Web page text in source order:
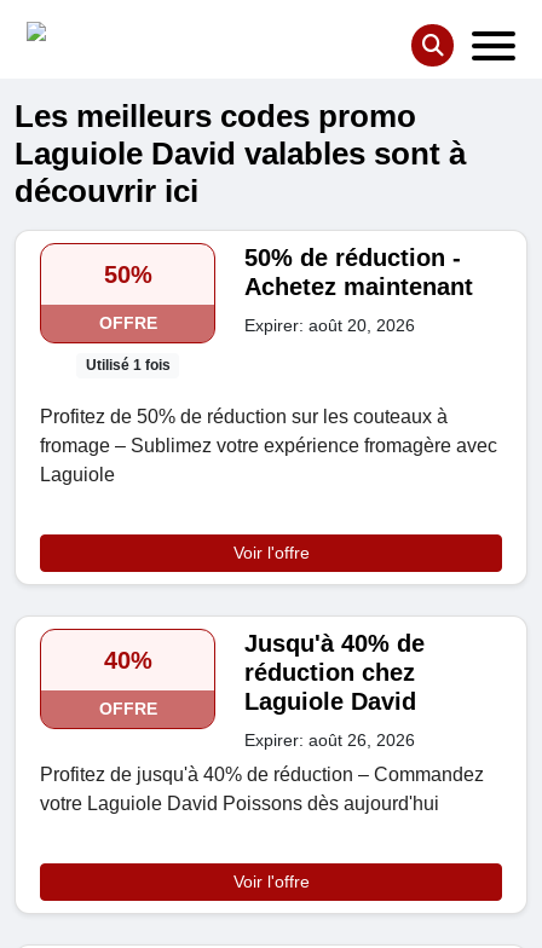
Les meilleurs codes promo
Laguiole David valables sont à
découvrir ici
50%
OFFRE
Utilisé 1 fois
50% de réduction -
Achetez maintenant
Expirer: août 20, 2026
Profitez de 50% de réduction sur les couteaux à
fromage – Sublimez votre expérience fromagère avec
Laguiole
Voir l'offre
40%
OFFRE
Jusqu'à 40% de
réduction chez
Laguiole David
Expirer: août 26, 2026
Profitez de jusqu'à 40% de réduction – Commandez
votre Laguiole David Poissons dès aujourd'hui
Voir l'offre